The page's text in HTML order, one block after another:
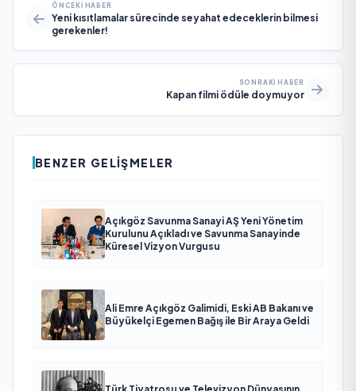
ÖNCEKI HABER
Yeni kısıtlamalar sürecinde seyahat edeceklerin bilmesi
gerekenler!
SONRAKI HABER
Kapan filmi ödüle doymuyor
BENZER GELIŞMELER
Açıkgöz Savunma Sanayi AŞ Yeni Yönetim
Kurulunu Açıkladı ve Savunma Sanayinde
Küresel Vizyon Vurgusu
Ali Emre Açıkgöz Galimidi, Eski AB Bakanı ve
Büyükelçi Egemen Bağış ile Bir Araya Geldi